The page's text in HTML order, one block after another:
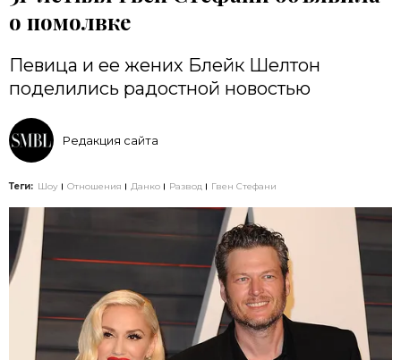
о помолвке
Певица и ее жених Блейк Шелтон
поделились радостной новостью
Редакция сайта
Теги: Шоу Отношения Данко Развод Гвен Стефани